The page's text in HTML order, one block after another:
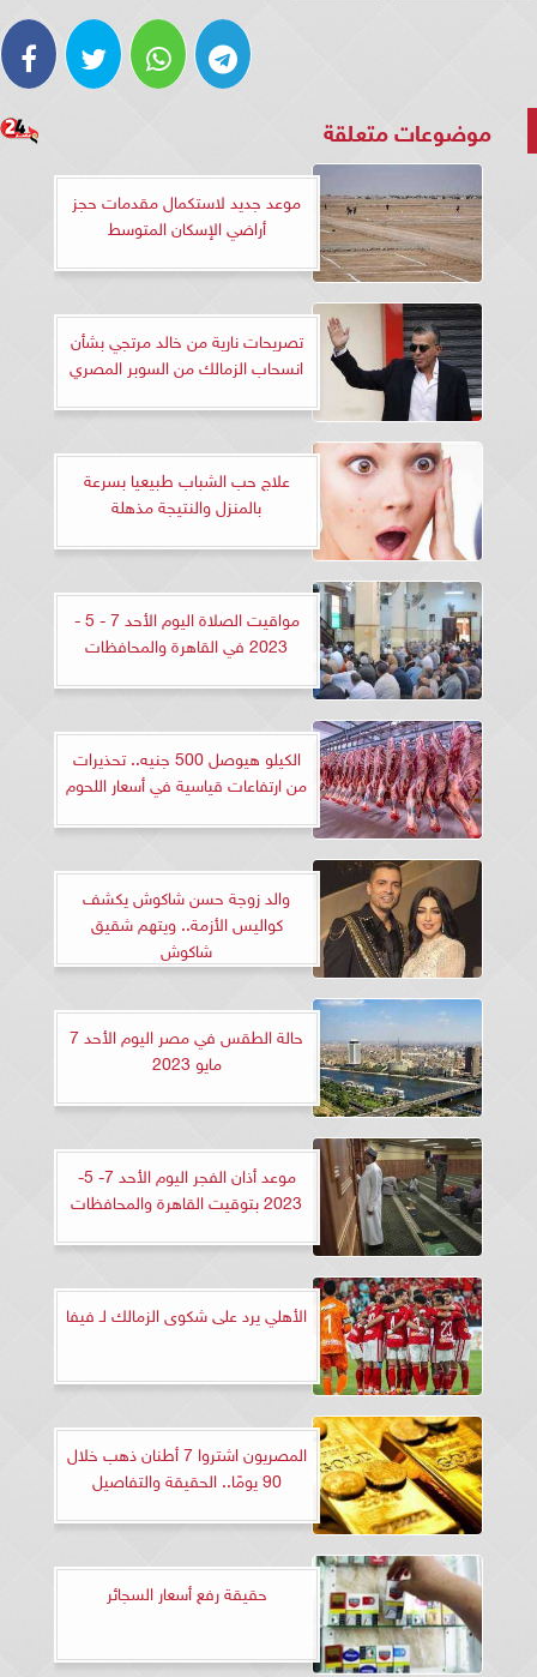
موضوعات متعلقة
موعد جديد لاستكمال مقدمات حجز
أراضي الإسكان المتوسط
تصريحات نارية من خالد مرتجي بشأن
انسحاب الزمالك من السوبر المصري
علاج حب الشباب طبيعيا بسرعة
بالمنزل والنتيجة مذهلة
مواقيت الصلاة اليوم الأحد 7 - 5 -
2023 في القاهرة والمحافظات
الكيلو هيوصل 500 جنيه.. تحذيرات
من ارتفاعات قياسية في أسعار اللحوم
والد زوجة حسن شاكوش يكشف
كواليس الأزمة.. ويتهم شقيق
شاكوش
حالة الطقس في مصر اليوم الأحد 7
مايو 2023
موعد أذان الفجر اليوم الأحد 7- 5-
2023 بتوقيت القاهرة والمحافظات
الأهلي يرد على شكوى الزمالك لـ فيفا
المصريون اشتروا 7 أطنان ذهب خلال
90 يومًا.. الحقيقة والتفاصيل
حقيقة رفع أسعار السجائر